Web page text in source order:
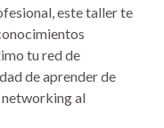
este taller te
tu red de
de aprender de
networking al